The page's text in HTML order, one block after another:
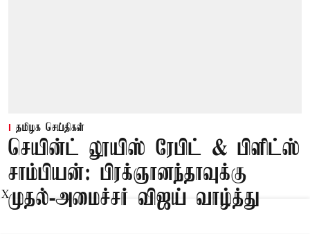
தமிழக செய்திகள்
செயின்ட் லூயிஸ் ரேபிட் & பிளிட்ஸ்
சாம்பியன்: பிரக்ஞானந்தாவுக்கு
முதல்-அமைச்சர் விஜய் வாழ்த்து
X